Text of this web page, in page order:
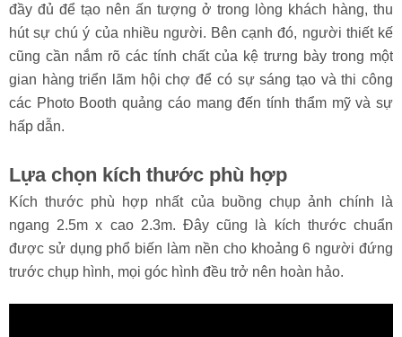
đầy đủ để tạo nên ấn tượng ở trong lòng khách hàng, thu
hút sự chú ý của nhiều người. Bên cạnh đó, người thiết kế
cũng cần nắm rõ các tính chất của kệ trưng bày trong một
gian hàng triển lãm hội chợ để có sự sáng tạo và thi công
các Photo Booth quảng cáo mang đến tính thẩm mỹ và sự
hấp dẫn.
Lựa chọn kích thước phù hợp
Kích thước phù hợp nhất của buồng chụp ảnh chính là
ngang 2.5m x cao 2.3m. Đây cũng là kích thước chuẩn
được sử dụng phổ biến làm nền cho khoảng 6 người đứng
trước chụp hình, mọi góc hình đều trở nên hoàn hảo.